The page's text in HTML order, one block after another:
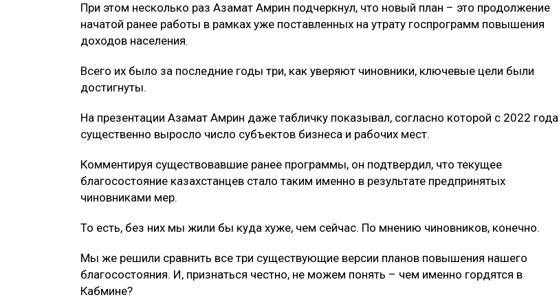
При этом несколько раз Азамат Амрин подчеркнул, что новый план – это продолжение
начатой ранее работы в рамках уже поставленных на утрату госпрограмм повышения
доходов населения.
Всего их было за последние годы три, как уверяют чиновники, ключевые цели были
достигнуты.
На презентации Азамат Амрин даже табличку показывал, согласно которой с 2022 года
существенно выросло число субъектов бизнеса и рабочих мест.
Комментируя существовавшие ранее программы, он подтвердил, что текущее
благосостояние казахстанцев стало таким именно в результате предпринятых
чиновниками мер.
То есть, без них мы жили бы куда хуже, чем сейчас. По мнению чиновников, конечно.
Мы же решили сравнить все три существующие версии планов повышения нашего
благосостояния. И, признаться честно, не можем понять – чем именно гордятся в
Кабмине?